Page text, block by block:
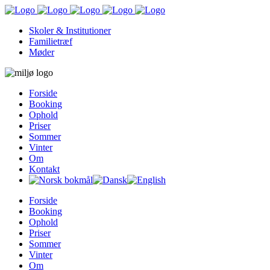
Skoler & Institutioner
Familietræf
Møder
Forside
Booking
Ophold
Priser
Sommer
Vinter
Om
Kontakt
Forside
Booking
Ophold
Priser
Sommer
Vinter
Om